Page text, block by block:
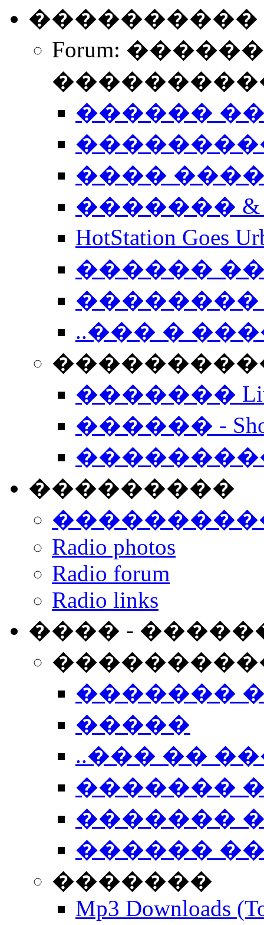
����������
Forum:
������
����
�������
HotStation
������
��������
..��� �
����������
�������
������ -
���������
Radio photos
Radio forum
Radio links
���� -
�������
�����
..��� ��
�������
�������
������
�������
Mp3 Downloads